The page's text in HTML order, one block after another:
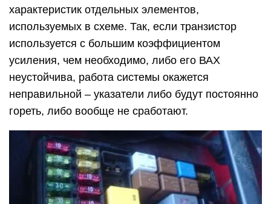
характеристик отдельных элементов,
используемых в схеме. Так, если транзистор
используется с большим коэффициентом
усиления, чем необходимо, либо его ВАХ
неустойчива, работа системы окажется
неправильной – указатели либо будут постоянно
гореть, либо вообще не сработают.